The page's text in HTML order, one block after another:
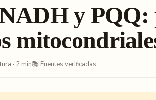
y PQQ:
· 2 min📚 Fuentes verificadas